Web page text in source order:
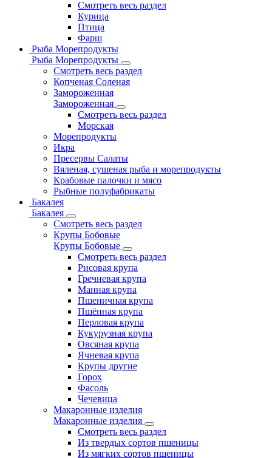
Смотреть весь раздел
Курица
Птица
Фарш
Рыба Морепродукты
Рыба Морепродукты
Смотреть весь раздел
Копченая Соленая
Замороженная
Замороженная
Смотреть весь раздел
Морская
Морепродукты
Икра
Пресервы Салаты
Вяленая, сушеная рыба и морепродукты
Крабовые палочки и мясо
Рыбные полуфабрикаты
Бакалея
Бакалея
Смотреть весь раздел
Крупы Бобовые
Крупы Бобовые
Смотреть весь раздел
Рисовая крупа
Гречневая крупа
Манная крупа
Пшеничная крупа
Пшённая крупа
Перловая крупа
Кукурузная крупа
Овсяная крупа
Ячневая крупа
Крупы другие
Горох
Фасоль
Чечевица
Макаронные изделия
Макаронные изделия
Смотреть весь раздел
Из твердых сортов пшеницы
Из мягких сортов пшеницы